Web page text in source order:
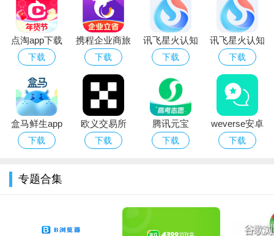
点淘app下载
安装2026最新
下载
携程企业商旅
app下载2026
最新版
下载
讯飞星火认知
大模型app官
下载
讯飞星火认知
大模型app下
载2026手机版
下载
盒马鲜生app
官方版下载安
下载
欧义交易所
app下载2026
下载
腾讯元宝
deepseek满
下载
weverse安卓
下载安装2026
下载
专题合集